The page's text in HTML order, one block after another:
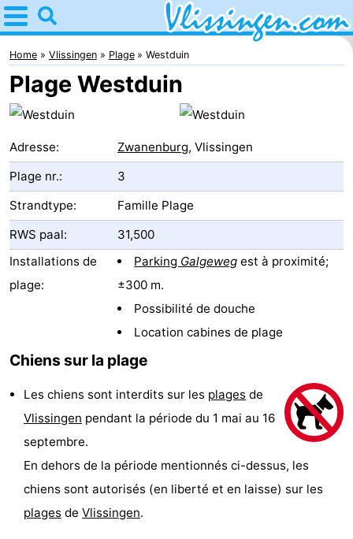
Home
Vlissingen
Astuces
Avec
les
enfants
Passer
la
nuit
Appartements
-
Martina
Campings
Galgewei
Resort
Strandpark
Home Vlissingen Plage Westduin
Plage Westduin
Adresse: Zwanenburg, Vlissingen
Plage nr.:
3
Strandtype:
Famille Plage
RWS paal:
31,500
Installations de
plage:
Parking Galgeweg est à proximité;
±300 m.
Possibilité de douche
Location cabines de plage
Chiens sur la plage
Les chiens sont interdits sur les plages de
Vlissingen pendant la période du 1 mai au 16
septembre.
En dehors de la période mentionnés ci-dessus, les
chiens sont autorisés (en liberté et en laisse) sur les
plages de Vlissingen.